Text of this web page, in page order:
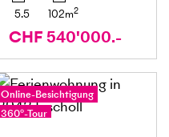
5.5 102m2
CHF 540'000.-
Online-Besichtigung
360°-Tour